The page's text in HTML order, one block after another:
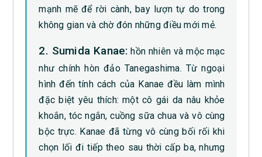
mạnh mẽ để rời cành, bay lượn tự do trong
không gian và chờ đón những điều mới mẻ.
2. Sumida Kanae: hồn nhiên và mộc mạc
như chính hòn đảo Tanegashima. Từ ngoại
hình đến tính cách của Kanae đều làm mình
đặc biệt yêu thích: một cô gái da nâu khỏe
khoắn, tóc ngắn, cuồng sữa chua và vô cùng
bộc trực. Kanae đã từng vô cùng bối rối khi
chọn lối đi tiếp theo sau thời cấp ba, nhưng